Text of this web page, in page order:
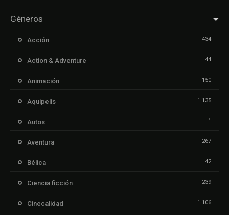
Géneros
Acción 434
Action & Adventure 44
Animación 150
Aquipelis 1.135
Autos 1
Aventura 267
Bélica 42
Ciencia ficción 239
Cinecalidad 1.106